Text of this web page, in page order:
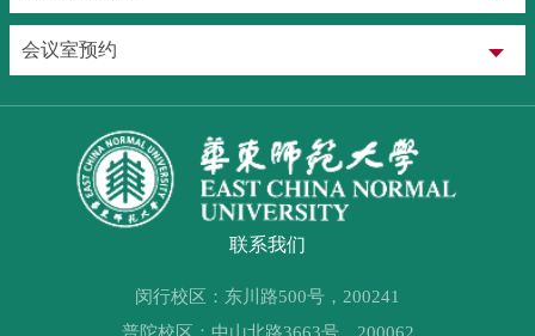
会议室预约
联系我们
闵行校区：东川路500号，200241